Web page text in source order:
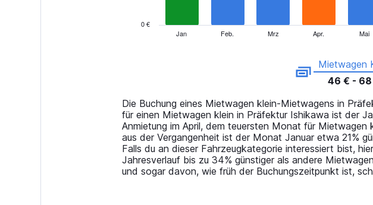
has
14
categories.
The
chart
has
1
Y
Jan Feb. Mrz Apr. Mai
0 €
Mietwagen
46 € -
Die Buchung eines Mietwagen klein-Mietwagens in
für einen Mietwagen klein in Präfektur Ishikawa ist der
Anmietung im April, dem teuersten Monat für
aus der Vergangenheit ist der Monat Januar etwa 21%
Falls du an dieser Fahrzeugkategorie interessiert bist,
Jahresverlauf bis zu 34% günstiger als andere
und sogar davon, wie früh der Buchungszeitpunkt ist,